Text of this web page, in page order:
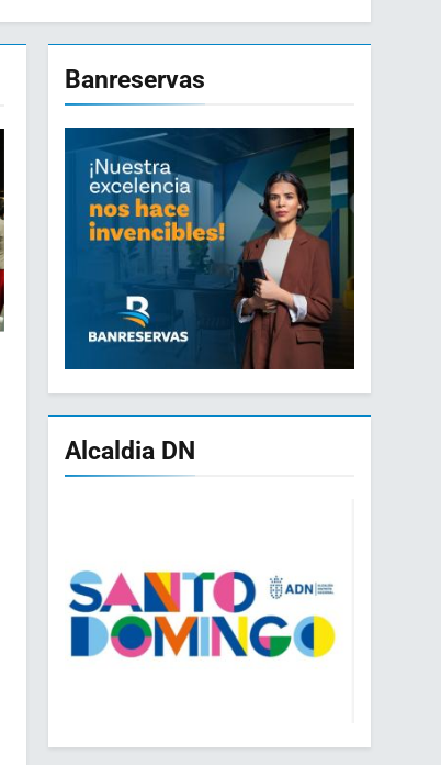
Banreservas
Alcaldia DN